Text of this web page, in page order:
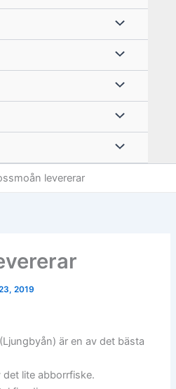
levererar
2019
är en av det bästa
lite abborrfiske.